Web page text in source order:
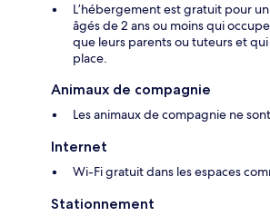
L’hébergement est gratuit pour
âgés de 2 ans ou moins qui
que leurs parents ou tuteurs et
place.
Animaux de compagnie
Les animaux de compagnie ne
Internet
Wi-Fi gratuit dans les espaces
Stationnement